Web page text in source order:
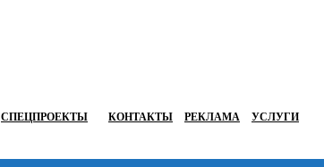
СПЕЦПРОЕКТЫ КОНТАКТЫ РЕКЛАМА УСЛУГИ